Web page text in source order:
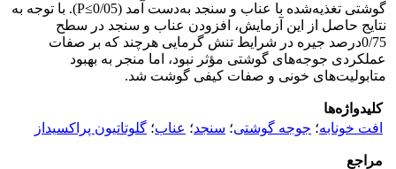
گوشتی تغذیه‌شده با عناب و سنجد به‌دست آمد (P≤0/05). با توجه به
نتایج حاصل از این آزمایش، افزودن عناب و سنجد در سطح
0/75درصد جیره در شرایط تنش گرمایی هرچند که بر صفات
عملکردی جوجه‌های گوشتی مؤثر نبود، اما منجر به بهبود
متابولیت‌های خونی و صفات کیفی گوشت شد.
کلیدواژه‌ها
افت خونابه؛ جوجه گوشتی؛ سنجد؛ عناب؛ گلوتاتیون پراکسیداز
مراجع